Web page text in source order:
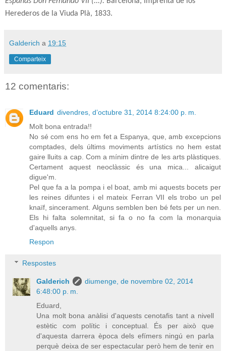
Herederos de la Viuda Plà, 1833.
Galderich a 19:15
Comparteix
12 comentaris:
Eduard divendres, d’octubre 31, 2014 8:24:00 p. m.
Molt bona entrada!!
No sé com ens ho em fet a Espanya, que, amb excepcions
comptades, dels últims moviments artístics no hem estat
gaire lluits a cap. Com a mínim dintre de les arts plàstiques.
Certament aquest neoclàssic és una mica... alicaigut
digue'm.
Pel que fa a la pompa i el boat, amb mi aquests bocets per
les reines difuntes i el mateix Ferran VII els trobo un pel
knaïf, sincerament. Alguns semblen ben bé fets per un nen.
Els hi falta solemnitat, si fa o no fa com la monarquia
d'aquells anys.
Respon
Respostes
Galderich
diumenge, de novembre 02, 2014
6:48:00 p. m.
Eduard,
Una molt bona anàlisi d'aquests cenotafis tant a nivell
estètic com polític i conceptual. És per això que
d'aquesta darrera època dels efímers ningú en parla
perquè deixa de ser espectacular però hem de tenir en